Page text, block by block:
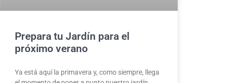
Prepara tu Jardín para el
próximo verano
Ya está aquí la primavera y, como siempre, llega